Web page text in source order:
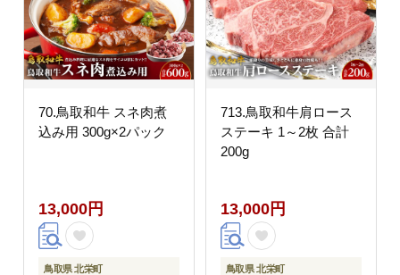
70.鳥取和牛 スネ肉煮
込み用 300g×2パック
13,000円
鳥取県 北栄町
713.鳥取和牛肩ロース
ステーキ 1～2枚 合計
200g
13,000円
鳥取県 北栄町